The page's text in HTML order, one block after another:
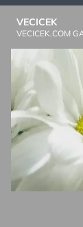
Skip
VECICEK
VECICEK.COM